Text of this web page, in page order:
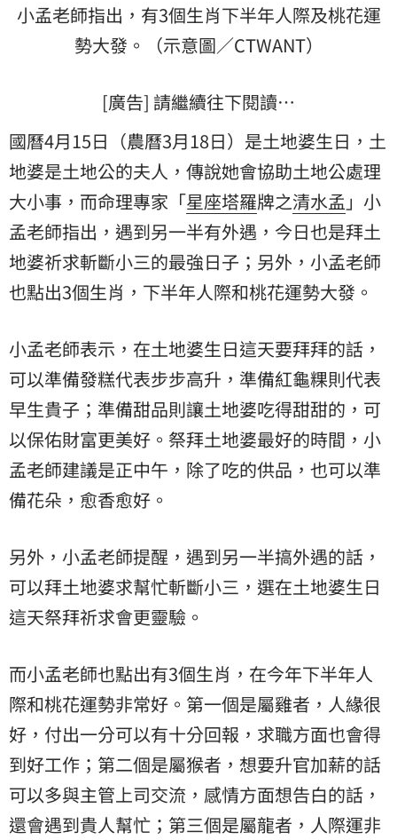
小孟老師指出，有3個生肖下半年人際及桃花運
勢大發。（示意圖／CTWANT）
[廣告] 請繼續往下閱讀…
國曆4月15日（農曆3月18日）是土地婆生日，土
地婆是土地公的夫人，傳說她會協助土地公處理
大小事，而命理專家「星座塔羅牌之清水孟 」小
孟老師指出，遇到另一半有外遇，今日也是拜土
地婆祈求斬斷小三的最強日子；另外，小孟老師
也點出3個生肖，下半年人際和桃花運勢大發。
小孟老師表示，在土地婆生日這天要拜拜的話，
可以準備發糕代表步步高升，準備紅龜粿則代表
早生貴子；準備甜品則讓土地婆吃得甜甜的，可
以保佑財富更美好。祭拜土地婆最好的時間，小
孟老師建議是正中午，除了吃的供品，也可以準
備花朵，愈香愈好。
另外，小孟老師提醒，遇到另一半搞外遇的話，
可以拜土地婆求幫忙斬斷小三，選在土地婆生日
這天祭拜祈求會更靈驗。
而小孟老師也點出有3個生肖，在今年下半年人
際和桃花運勢非常好。第一個是屬雞者，人緣很
好，付出一分可以有十分回報，求職方面也會得
到好工作；第二個是屬猴者，想要升官加薪的話
可以多與主管上司交流，感情方面想告白的話，
還會遇到貴人幫忙；第三個是屬龍者，人際運非